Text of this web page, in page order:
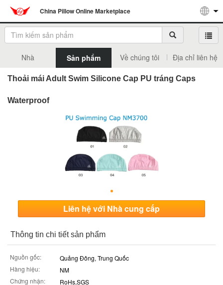
China Pillow Online Marketplace
Nhà Sản phẩm Về chúng tôi Địa chỉ liên hệ
Thoải mái Adult Swim Silicone Cap PU tráng Caps
Waterproof
Liên hệ với Nhà cung cấp
Thông tin chi tiết sản phẩm
Nguồn gốc:
Quảng Đông, Trung Quốc
Hàng hiệu:
NM
Chứng nhận:
RoHs,SGS